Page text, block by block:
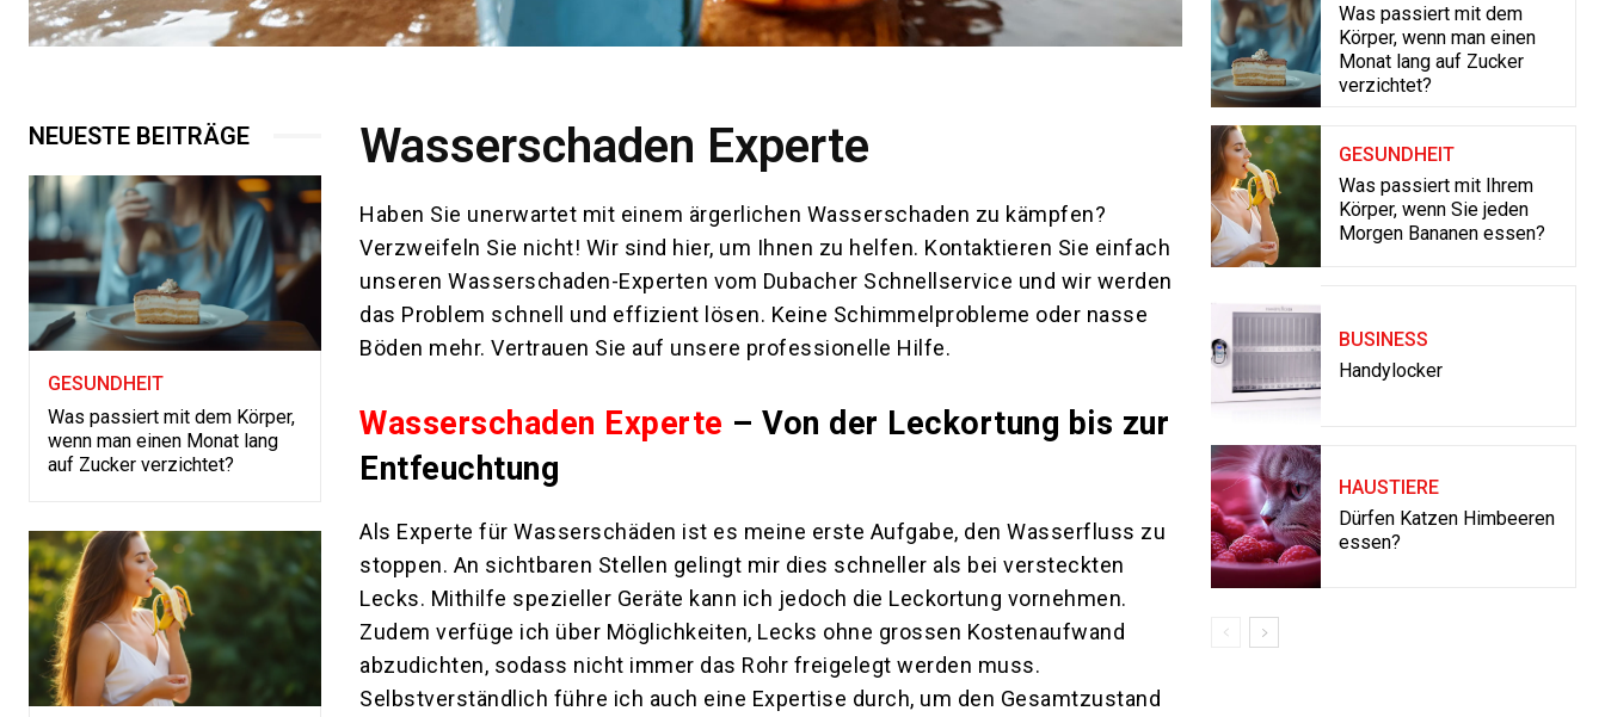
NEUESTE BEITRÄGE
GESUNDHEIT
Was passiert mit dem Körper,
wenn man einen Monat lang
auf Zucker verzichtet?
Wasserschaden Experte
Haben Sie unerwartet mit einem ärgerlichen Wasserschaden zu kämpfen?
Verzweifeln Sie nicht! Wir sind hier, um Ihnen zu helfen. Kontaktieren Sie einfach
unseren Wasserschaden-Experten vom Dubacher Schnellservice und wir werden
das Problem schnell und effizient lösen. Keine Schimmelprobleme oder nasse
Böden mehr. Vertrauen Sie auf unsere professionelle Hilfe.
Wasserschaden Experte – Von der Leckortung bis zur
Entfeuchtung
Als Experte für Wasserschäden ist es meine erste Aufgabe, den Wasserfluss zu
stoppen. An sichtbaren Stellen gelingt mir dies schneller als bei versteckten
Lecks. Mithilfe spezieller Geräte kann ich jedoch die Leckortung vornehmen.
Zudem verfüge ich über Möglichkeiten, Lecks ohne grossen Kostenaufwand
abzudichten, sodass nicht immer das Rohr freigelegt werden muss.
Selbstverständlich führe ich auch eine Expertise durch, um den Gesamtzustand
Was passiert mit dem
Körper, wenn man einen
Monat lang auf Zucker
verzichtet?
GESUNDHEIT
Was passiert mit Ihrem
Körper, wenn Sie jeden
Morgen Bananen essen?
BUSINESS
Handylocker
HAUSTIERE
Dürfen Katzen Himbeeren
essen?